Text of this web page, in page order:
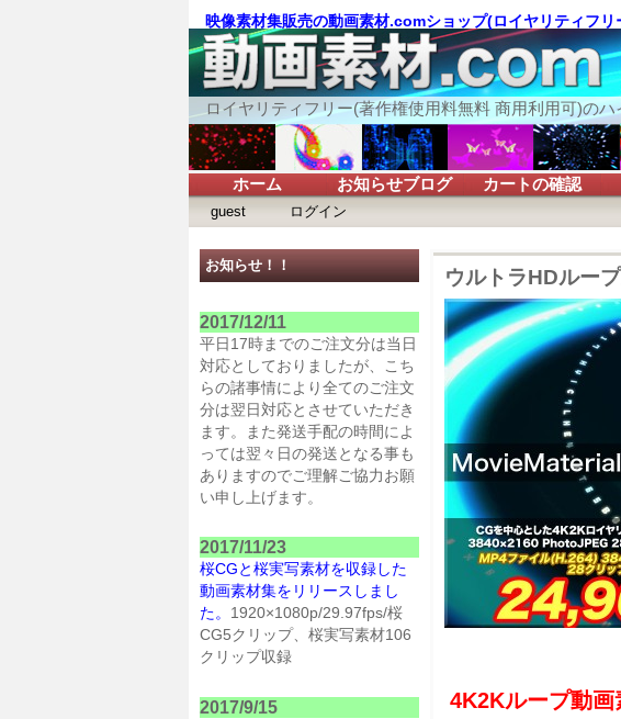
映像素材集販売の動画素材.comショップ(ロイヤリティフリ
ロイヤリティフリー(著作権使用料無料 商用利用可)の
ホーム お知らせブログ カートの確認
guest ログイン
ウルトラHDルー
4K2Kループ動画
お知らせ！！
2017/12/11
平日17時までのご注文分は当日
対応としておりましたが、こち
らの諸事情により全てのご注文
分は翌日対応とさせていただき
ます。また発送手配の時間によ
っては翌々日の発送となる事も
ありますのでご理解ご協力お願
い申し上げます。
2017/11/23
桜CGと桜実写素材を収録した
動画素材集をリリースしまし
た。 1920×1080p/29.97fps/桜
CG5クリップ、桜実写素材106
クリップ収録
2017/9/15